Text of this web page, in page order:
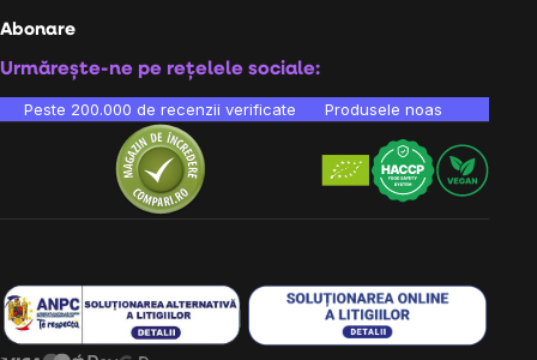
Abonare
Urmărește-ne pe rețelele sociale:
Peste 200.000 de recenzii verificate Produsele noastre sunt